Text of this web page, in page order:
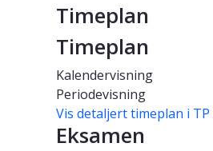
Timeplan
Timeplan
Kalendervisning
Periodevisning
Vis detaljert timeplan i TP
Eksamen